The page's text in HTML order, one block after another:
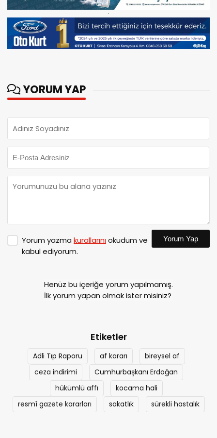
YORUM YAP
Yorum yazma kurallarınıokudum ve
kabul ediyorum.
Yorum Yap
Henüz bu içeriğe yorum yapılmamış.
İlk yorum yapan olmak ister misiniz?
Etiketler
Adli Tıp Raporu af kararı
bireysel af
ceza indirimi
Cumhurbaşkanı Erdoğan
hükümlü affı
kocama hali
resmî gazete kararları
sakatlık sürekli hastalık